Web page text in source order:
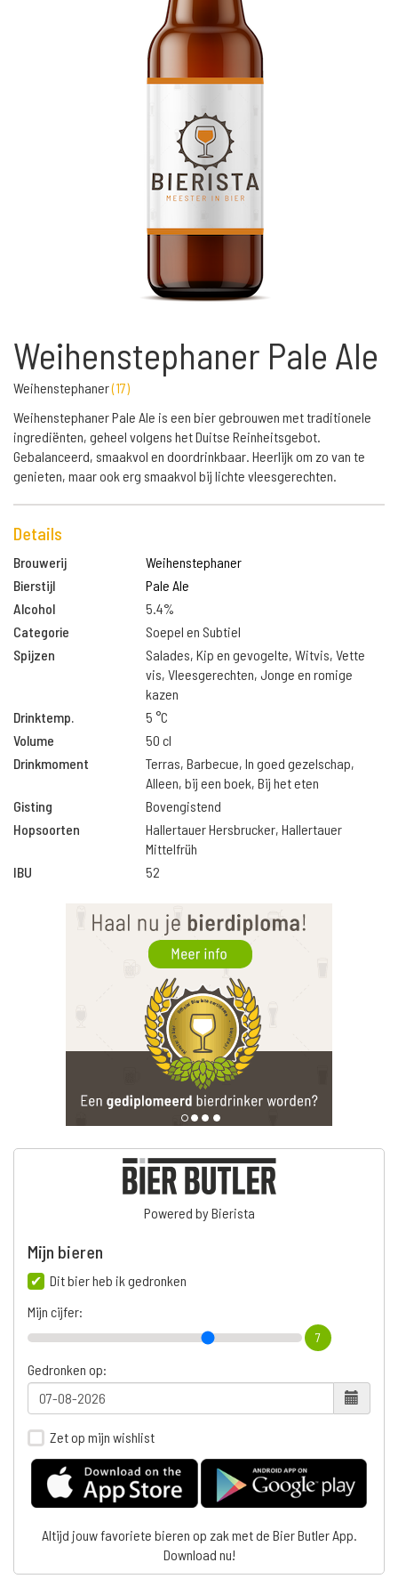
Weihenstephaner Pale Ale
Weihenstephaner(17)
Weihenstephaner Pale Ale is een bier gebrouwen met traditionele
ingrediënten, geheel volgens het Duitse Reinheitsgebot.
Gebalanceerd, smaakvol en doordrinkbaar. Heerlijk om zo van te
genieten, maar ook erg smaakvol bij lichte vleesgerechten.
Details
Brouwerij
Weihenstephaner
Bierstijl
Pale Ale
Alcohol
5.4%
Categorie
Soepel en Subtiel
Spijzen
Salades, Kip en gevogelte, Witvis, Vette
vis, Vleesgerechten, Jonge en romige
kazen
Drinktemp.
5 °C
Volume
50 cl
Drinkmoment
Terras, Barbecue, In goed gezelschap,
Alleen, bij een boek, Bij het eten
Gisting
Bovengistend
Hopsoorten
Hallertauer Hersbrucker, Hallertauer
Mittelfrüh
IBU
52
Powered by Bierista
Mijn bieren
Dit bier heb ik gedronken
Mijn cijfer:
7
Gedronken op:
Zet op mijn wishlist
Altijd jouw favoriete bieren op zak met de Bier Butler App.
Download nu!